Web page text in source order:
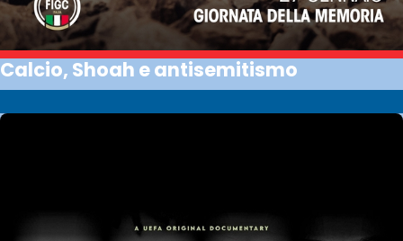
Calcio, Shoah e antisemitismo